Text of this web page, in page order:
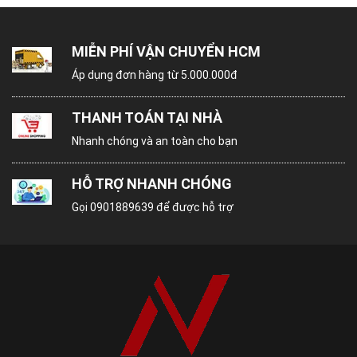
Độ Bám Dính Tuyệt Vời
Keo dán gỗ 502 của chúng tôi được sản xuất từ
công thức đặc biệt với các thành phần cao cấp,
đảm bảo khả năng bám dính vượt trội. Chỉ cần
một lớp keo mỏng, bạn có thể tạo ra các mối nối
chắc chắn, bền lâu. Dù là gỗ cứng hay gỗ mềm,
keo dán của chúng tôi đều dễ dàng tiếp xúc và kết
dính chặt chẽ, giúp các sản phẩm gỗ của bạn luôn
duy trì độ ổn định và tính thẩm mỹ cao.
Một ưu điểm nổi bật khác của keo dán gỗ là khả
năng chịu nước và tác động của môi trường.
Được thiết kế để chống lại sự ảnh hưởng của độ
MIỄN PHÍ VẬN CHUYỂN HCM
Áp dụng đơn hàng từ 5.000.000đ
THANH TOÁN TẠI NHÀ
Nhanh chóng và an toàn cho bạn
HỖ TRỢ NHANH CHÓNG
Gọi 0901889639 để được hỗ trợ